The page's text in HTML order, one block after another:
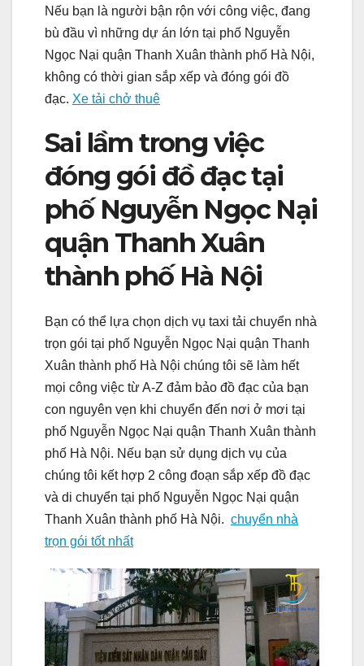
Nếu bạn là người bận rộn với công việc, đang
bù đầu vì những dự án lớn tại phố Nguyễn
Ngọc Nại quận Thanh Xuân thành phố Hà Nội,
không có thời gian sắp xếp và đóng gói đồ
đạc. Xe tải chở thuê
Sai lầm trong việc
đóng gói đồ đạc tại
phố Nguyễn Ngọc Nại
quận Thanh Xuân
thành phố Hà Nội
Bạn có thể lựa chọn dịch vụ taxi tải chuyển nhà
trọn gói tại phố Nguyễn Ngọc Nại quận Thanh
Xuân thành phố Hà Nội chúng tôi sẽ làm hết
mọi công việc từ A-Z đảm bảo đồ đạc của bạn
con nguyên vẹn khi chuyển đến nơi ở mơi tại
phố Nguyễn Ngọc Nại quận Thanh Xuân thành
phố Hà Nội. Nếu bạn sử dụng dịch vụ của
chúng tôi kết hợp 2 công đoạn sắp xếp đồ đạc
và di chuyển tại phố Nguyễn Ngọc Nại quận
Thanh Xuân thành phố Hà Nội. chuyển nhà
trọn gói tốt nhất